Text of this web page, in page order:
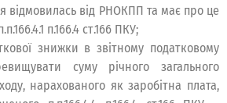
відмовилась від РНОКПП та має про це
п.166.4 ст.166 ПКУ;
знижки в звітному податковому
суму річного загального
нарахованого як заробітна плата,